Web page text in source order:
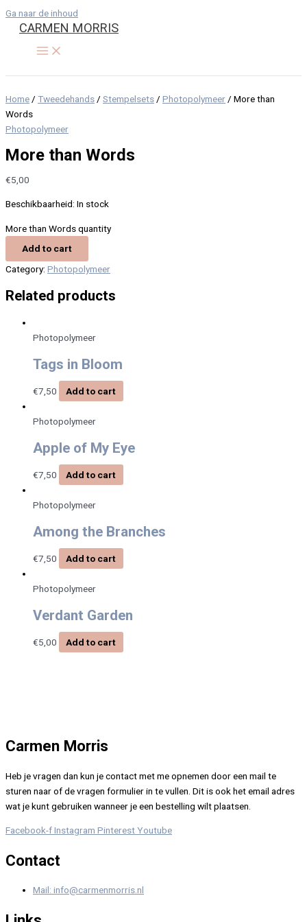
Ga naar de inhoud
CARMEN MORRIS
Home / Tweedehands / Stempelsets / Photopolymeer / More than
Words
Photopolymeer
More than Words
€5,00
Beschikbaarheid: In stock
More than Words quantity
Add to cart
Category: Photopolymeer
Related products
Photopolymeer
Tags in Bloom
€7,50 Add to cart
Photopolymeer
Apple of My Eye
€7,50 Add to cart
Photopolymeer
Among the Branches
€7,50 Add to cart
Photopolymeer
Verdant Garden
€5,00 Add to cart
Carmen Morris
Heb je vragen dan kun je contact met me opnemen door een mail te
sturen naar of de vragen formulier in te vullen. Dit is ook het email adres
wat je kunt gebruiken wanneer je een bestelling wilt plaatsen.
Facebook-fInstagram PinterestYoutube
Contact
Mail: info@carmenmorris.nl